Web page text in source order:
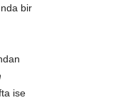
bir
ise